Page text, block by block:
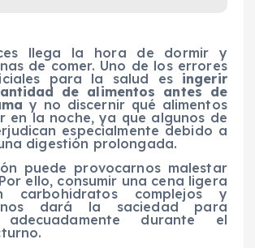
llega la hora de dormir y
de comer. Uno de los errores
para la salud es ingerir
de alimentos antes de
y no discernir qué alimentos
en la noche, ya que algunos de
especialmente debido a
digestión prolongada.
puede provocarnos malestar
ello, consumir una cena ligera
complejos y
dará la saciedad para
adecuadamente durante el